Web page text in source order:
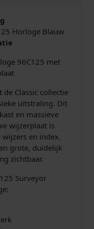
Horloge Blauw
96C125 met
Classic collectie
uitstraling. Dit
en massieve
wijzerplaat is
en index.
grote, duidelijk
zichtbaar.
Surveyor